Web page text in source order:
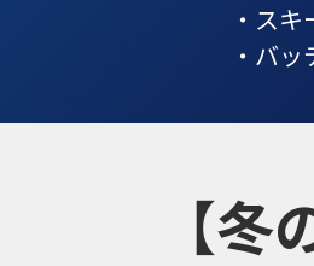
・ス
・バ
【